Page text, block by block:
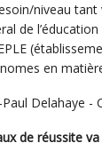
niveau tant
de
en
Paul Delahaye -
de réussite